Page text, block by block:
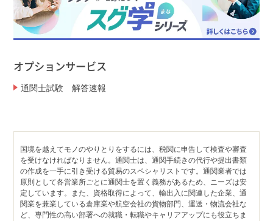
オプションサービス
通関士試験 解答速報
国境を越えてモノのやりとりをするには、税関に申告して検査や審査
を受けなければなりません。通関士は、通関手続きの代行や提出書類
の作成を一手に引き受ける貿易のスペシャリストです。通関業者では
原則として各営業所ごとに通関士を置く義務があるため、ニーズは安
定しています。また、資格取得によって、輸出入に関連した企業、通
関業を兼業している倉庫業や航空会社の貨物部門、運送・物流会社な
ど、専門性の高い部署への就職・転職やキャリアアップにも役立ちま